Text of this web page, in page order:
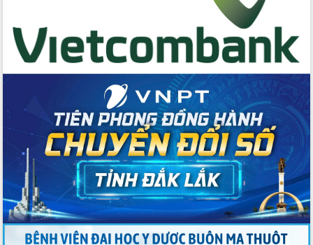
Huy giữ chức Bí thư Đảng ủy Ủy Ban
Nhân dân tỉnh
Bệnh án điện tử thúc đẩy chuyển đổi
Chuyển đổi số thư viện: Mở rộng
không gian tri thức trong thời đại số
Đánh giá, rút kinh nghiệm công tác tổ
chức diễn tập trước ngày bầu cử
Chương trình “Gặp gỡ hữu nghị –
Friendship Meeting New Year 2026”
Bầu cử Quốc hội và HĐND: Cử tri Đắk
Lắk gửi gắm niềm tin, kỳ vọng vào lá
phiếu
Đắk Lắk sẵn sàng các điều kiện cho